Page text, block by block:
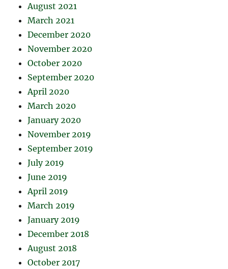
August 2021
March 2021
December 2020
November 2020
October 2020
September 2020
April 2020
March 2020
January 2020
November 2019
September 2019
July 2019
June 2019
April 2019
March 2019
January 2019
December 2018
August 2018
October 2017